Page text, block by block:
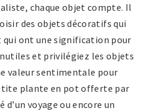
chaque objet compte. Il
des objets décoratifs qui
ont une signification pour
et privilégiez les objets
valeur sentimentale pour
plante en pot offerte par
d’un voyage ou encore un